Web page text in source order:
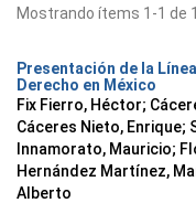
Mostrando ítems 1-1 de 1
Presentación de la
Derecho en México
Fix Fierro, Héctor;
Cáceres Nieto, Enrique;
Innamorato, Mauricio;
Hernández Martínez,
Alberto